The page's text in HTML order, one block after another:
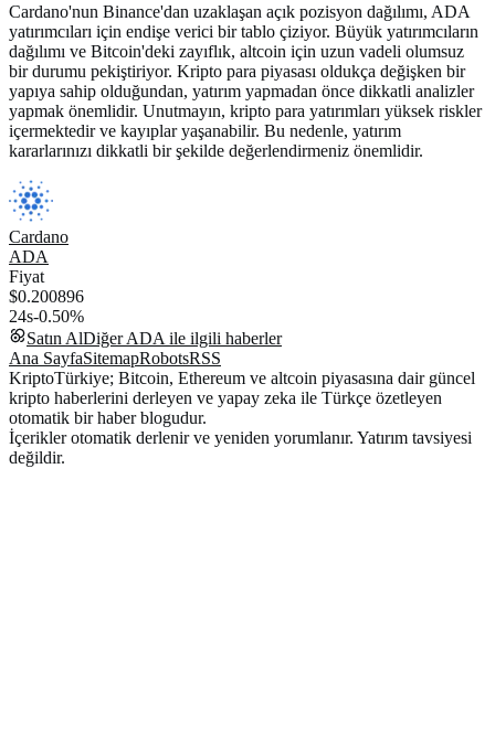
Cardano'nun Binance'dan uzaklaşan açık pozisyon dağılımı, ADA
yatırımcıları için endişe verici bir tablo çiziyor. Büyük yatırımcıların
dağılımı ve Bitcoin'deki zayıflık, altcoin için uzun vadeli olumsuz
bir durumu pekiştiriyor. Kripto para piyasası oldukça değişken bir
yapıya sahip olduğundan, yatırım yapmadan önce dikkatli analizler
yapmak önemlidir. Unutmayın, kripto para yatırımları yüksek riskler
içermektedir ve kayıplar yaşanabilir. Bu nedenle, yatırım
kararlarınızı dikkatli bir şekilde değerlendirmeniz önemlidir.
Cardano
ADA
Fiyat
$0.200896
24s-0.50%
Satın AlDiğerADA ile ilgili haberler
Ana SayfaSitemapRobotsRSS
KriptoTürkiye; Bitcoin, Ethereum ve altcoin piyasasına dair güncel
kripto haberlerini derleyen ve yapay zeka ile Türkçe özetleyen
otomatik bir haber blogudur.
İçerikler otomatik derlenir ve yeniden yorumlanır. Yatırım tavsiyesi
değildir.